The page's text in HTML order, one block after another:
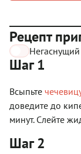
Рецепт
Шаг 1
Всыпьте
доведите до
минут. Слейте
Шаг 2